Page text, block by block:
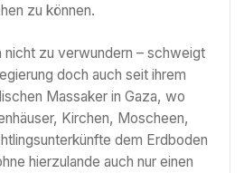
zu können.
nicht zu verwundern – schweigt
doch auch seit ihrem
Massaker in Gaza, wo
Kirchen, Moscheen,
dem Erdboden
hierzulande auch nur einen